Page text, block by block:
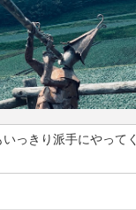
っきり派手にやってく